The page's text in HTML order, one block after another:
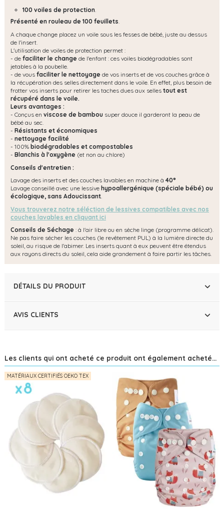
100 voiles de protection.
Présenté en rouleau de 100 feuillets.
A chaque change placez un voile sous les fesses de bébé, juste au dessus
de l'insert.
L'utilisation de voiles de protection permet :
- de faciliter le change de l'enfant : ces voiles biodégradables sont
jetables à la poubelle.
- de vous faciliter le nettoyage de vos inserts et de vos couches grâce à
la récupération des selles directement dans le voile. En effet, plus besoin de
frotter vos inserts pour retirer les taches dues aux selles tout est
récupéré dans le voile.
Leurs avantages :
- Conçus en viscose de bambou super douce il garderont la peau de
bébé au sec.
- Résistants et économiques
- nettoyage facilité
- 100% biodégradables et compostables
- Blanchis à l'oxygène (et non au chlore)
Conseils d'entretien :
Lavage des inserts et des couches lavables en machine à 40°
Lavage conseillé avec une lessive hypoallergénique (spéciale bébé) ou
écologique, sans Adoucissant.
Vous trouverez notre séléction de lessives compatibles avec nos
couches lavables en cliquant ici
Conseils de Séchage : à l'air libre ou en sèche linge (programme délicat).
Ne pas faire sécher les couches (le revêtement PUL) à la lumière directe du
soleil, au risque de l'abimer. Les inserts quant à eux peuvent être étendus
aux rayons directs du soleil, cela aide grandement à faire partir les tâches.
DÉTAILS DU PRODUIT
AVIS CLIENTS
Les clients qui ont acheté ce produit ont également acheté...
MATÉRIAUX CERTIFIÉS OEKO TEX